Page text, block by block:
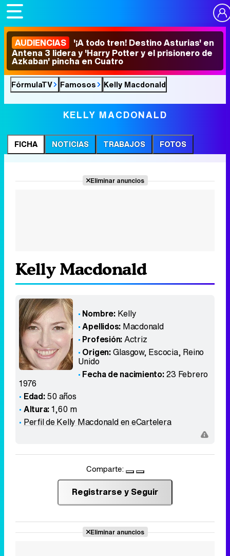
AUDIENCIAS '¡A todo tren! Destino Asturias' en
Antena 3 lidera y 'Harry Potter y el prisionero de
Azkaban' pincha en Cuatro
FórmulaTV Famosos Kelly Macdonald
KELLY MACDONALD
FICHA NOTICIAS TRABAJOS FOTOS
Eliminar anuncios
Kelly Macdonald
Nombre: Kelly
Apellidos: Macdonald
Profesión:Actriz
Origen:Glasgow, Escocia, Reino
Unido
Fecha de nacimiento:23 Febrero
1976
Edad:50 años
Altura:1,60 m
Perfil de Kelly Macdonald en eCartelera
Comparte:
Registrarse y Seguir
Eliminar anuncios